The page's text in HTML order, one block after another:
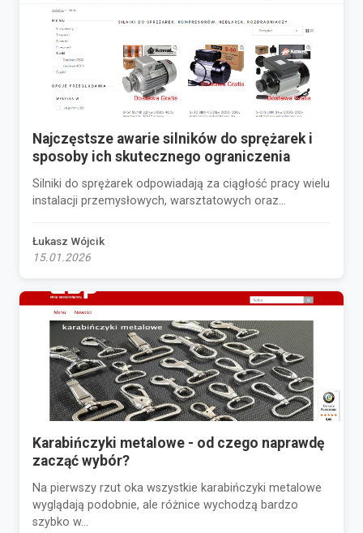
Najczęstsze awarie silników do sprężarek i
sposoby ich skutecznego ograniczenia
Silniki do sprężarek odpowiadają za ciągłość pracy wielu
instalacji przemysłowych, warsztatowych oraz...
Łukasz Wójcik
15.01.2026
Karabińczyki metalowe - od czego naprawdę
zacząć wybór?
Na pierwszy rzut oka wszystkie karabińczyki metalowe
wyglądają podobnie, ale różnice wychodzą bardzo
szybko w...